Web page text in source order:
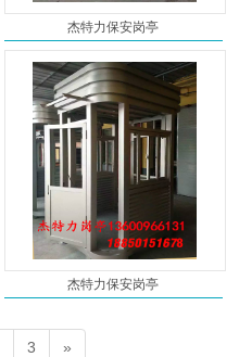
杰特力保安岗亭
杰特力保安岗亭
3 »